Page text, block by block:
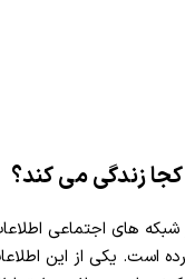
زندگی می کند؟
های اجتماعی
است. یکی از این